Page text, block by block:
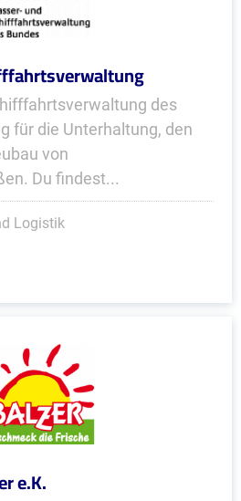
des
für die Unterhaltung, den
von
Du findest...
Logistik
e.K.